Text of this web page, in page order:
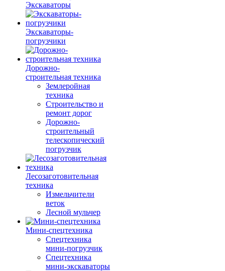
Экскаваторы
Экскаваторы-
погрузчики
Дорожно-
строительная техника
Землеройная
техника
Строительство и
ремонт дорог
Дорожно-
строительный
телескопический
погрузчик
Лесозаготовительная
техника
Измельчители
веток
Лесной мульчер
Мини-спецтехника
Спецтехника
мини-погрузчик
Спецтехника
мини-экскаваторы